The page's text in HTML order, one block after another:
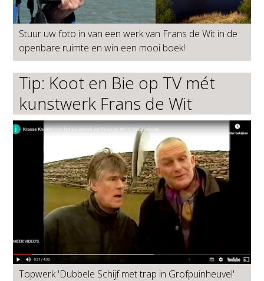
Stuur uw foto in van een werk van Frans de Wit in de
openbare ruimte en win een mooi boek!
Tip: Koot en Bie op TV mét
kunstwerk Frans de Wit
Topwerk 'Dubbele Schijf met trap in Grofpuinheuvel'